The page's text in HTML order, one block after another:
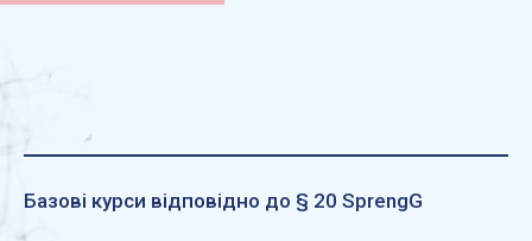
content
Базові курси відповідно до § 20 SprengG